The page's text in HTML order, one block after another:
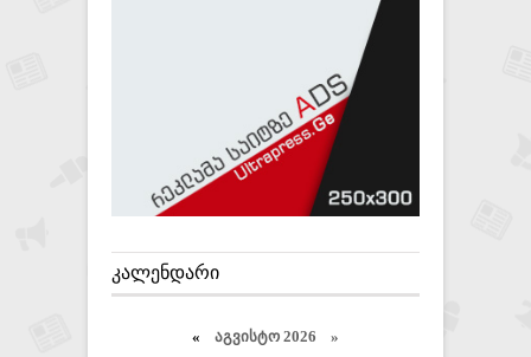
ᲙᲐᲚᲔᲜᲓᲐᲠᲘ
« აგვისტო 2026 »